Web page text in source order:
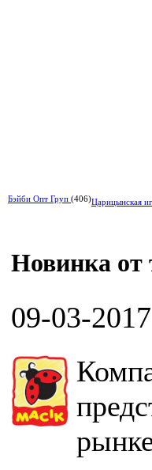
Бэйби Опт Груп (406)Царицынская
Новинка от
09-03-